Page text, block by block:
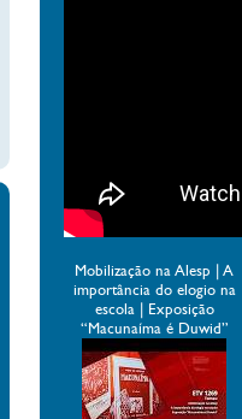
Mobilização na Alesp | A
importância do elogio na
escola | Exposição
“Macunaíma é Duwid”